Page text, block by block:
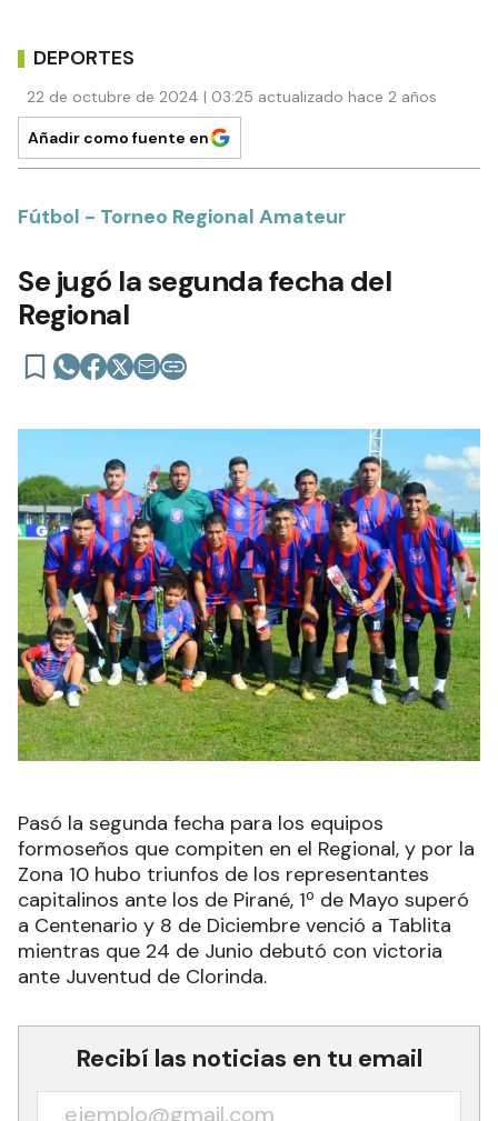
DEPORTES
22 de octubre de 2024 | 03:25 actualizado hace 2 años
Añadir como fuente en
Fútbol - Torneo Regional Amateur
Se jugó la segunda fecha del
Regional
Pasó la segunda fecha para los equipos
formoseños que compiten en el Regional, y por la
Zona 10 hubo triunfos de los representantes
capitalinos ante los de Pirané, 1º de Mayo superó
a Centenario y 8 de Diciembre venció a Tablita
mientras que 24 de Junio debutó con victoria
ante Juventud de Clorinda.
Recibí las noticias en tu email